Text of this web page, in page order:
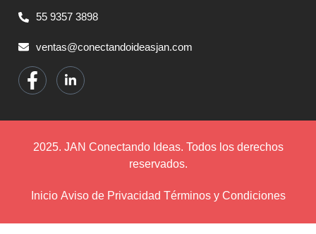
55 9357 3898
ventas@conectandoideasjan.com
2025. JAN Conectando Ideas. Todos los derechos
reservados.
Inicio Aviso de Privacidad Términos y Condiciones